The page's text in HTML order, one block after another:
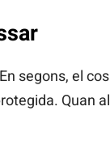
segons, el
Quan